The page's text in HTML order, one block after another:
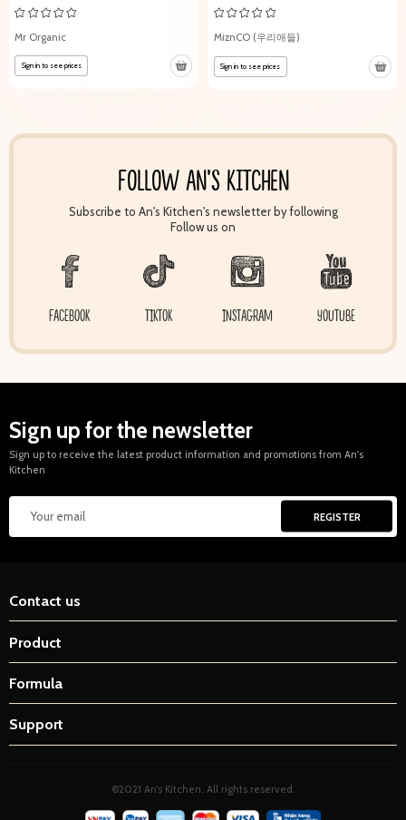
Mr Organic
Sign in to see prices
MiznCO (우리애들)
Sign in to see prices
FOLLOW AN'S KITCHEN
Subscribe to An's Kitchen's newsletter by following
Follow us on
FACEBOOK TIKTOK INSTAGRAM YOUTUBE
Sign up for the newsletter
Sign up to receive the latest product information and promotions from An's
Kitchen
Contact us
Product
Formula
Support
©2021 An’s Kitchen. All rights reserved.